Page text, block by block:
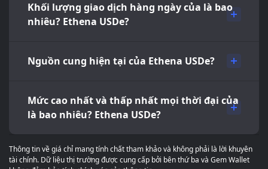
Khối lượng giao dịch hàng ngày của là bao
nhiêu? Ethena USDe?
Nguồn cung hiện tại của Ethena USDe?
Mức cao nhất và thấp nhất mọi thời đại của
là bao nhiêu? Ethena USDe?
Thông tin về giá chỉ mang tính chất tham khảo và không phải là lời khuyên
tài chính. Dữ liệu thị trường được cung cấp bởi bên thứ ba và Gem Wallet